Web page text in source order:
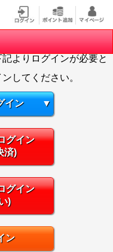
よりログインが必要と
してください。
イン ▼
グイン
済)
グイン
)
ン